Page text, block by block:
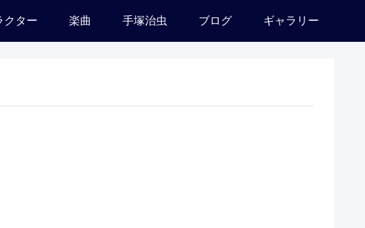
クター 楽曲 手塚治虫 ブログ ギャラリー